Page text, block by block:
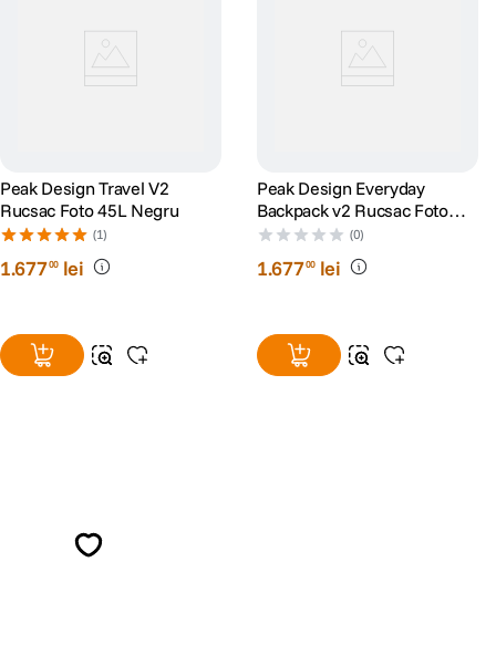
Peak Design Travel V2
Rucsac Foto 45L Negru
(1)
1.67700 lei
Peak Design Everyday
Backpack v2 Rucsac Foto
30L Negru
(0)
1.67700 lei